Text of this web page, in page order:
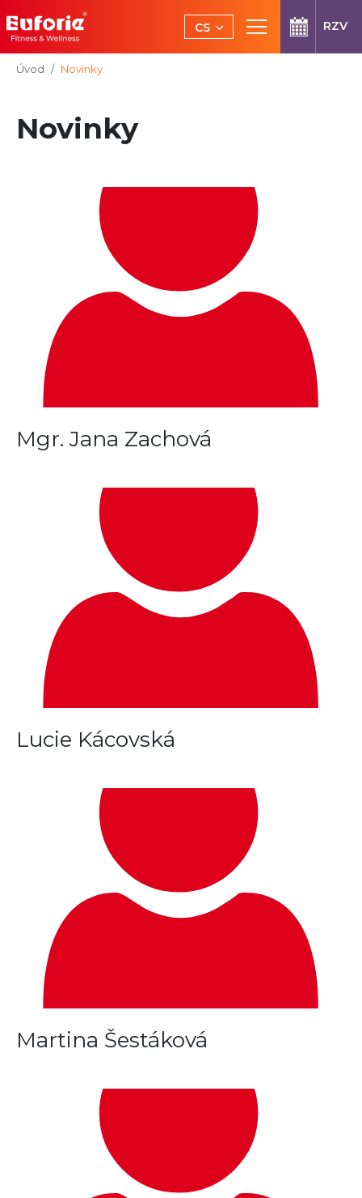
Přeskočit na hlavní obsah
CS
EN
RZV
Jsi tady:
Úvod Novinky
Novinky
Mgr. Jana Zachová
Lucie Kácovská
Martina Šestáková